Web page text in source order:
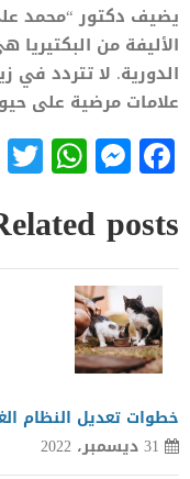
يضيف دكتور “محمد
الأليفة من البكتيريا
الدورية. لا تتردد في
علامات مرضية على
Facebook
posts
خطوات تعديل النظام
31 ديسمبر، 2022